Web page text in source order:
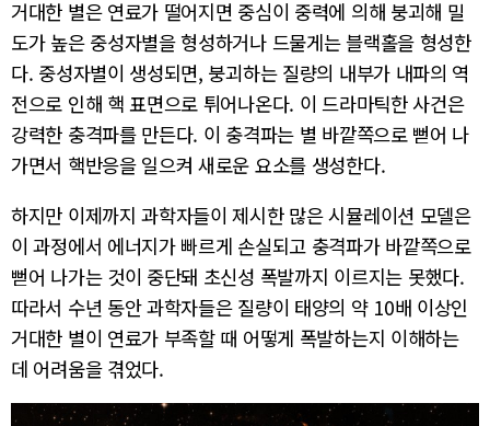
거대한 별은 연료가 떨어지면 중심이 중력에 의해 붕괴해 밀
도가 높은 중성자별을 형성하거나 드물게는 블랙홀을 형성한
다. 중성자별이 생성되면, 붕괴하는 질량의 내부가 내파의 역
전으로 인해 핵 표면으로 튀어나온다. 이 드라마틱한 사건은
강력한 충격파를 만든다. 이 충격파는 별 바깥쪽으로 뻗어 나
가면서 핵반응을 일으켜 새로운 요소를 생성한다.
하지만 이제까지 과학자들이 제시한 많은 시뮬레이션 모델은
이 과정에서 에너지가 빠르게 손실되고 충격파가 바깥쪽으로
뻗어 나가는 것이 중단돼 초신성 폭발까지 이르지는 못했다.
따라서 수년 동안 과학자들은 질량이 태양의 약 10배 이상인
거대한 별이 연료가 부족할 때 어떻게 폭발하는지 이해하는
데 어려움을 겪었다.